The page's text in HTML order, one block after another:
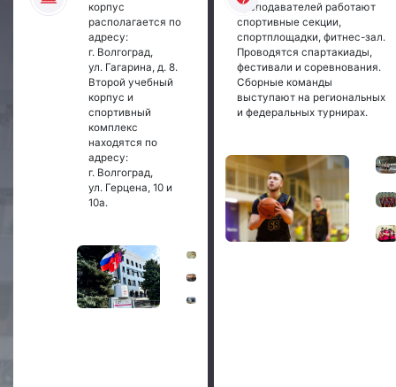
корпус
располагается по
адресу:
г. Волгоград,
ул. Гагарина, д. 8.
Второй учебный
корпус и
спортивный
комплекс
находятся по
адресу:
г. Волгоград,
ул. Герцена, 10 и
10а.
преподавателей работают
спортивные секции,
спортплощадки, фитнес-зал.
Проводятся спартакиады,
фестивали и соревнования.
Сборные команды
выступают на региональных
и федеральных турнирах.